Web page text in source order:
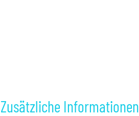
Zusätzliche Informationen